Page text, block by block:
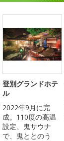
登別グランドホテ
ル
2022年9月に完
成。110度の高温
設定、鬼サウナ
で、鬼ととのう